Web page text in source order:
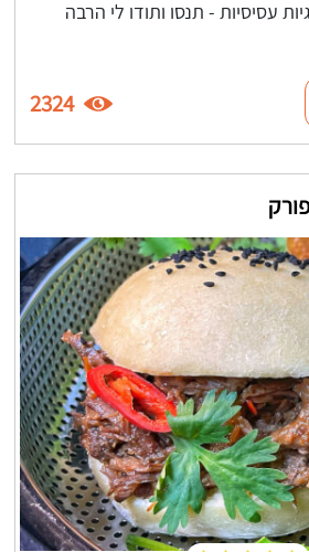
עסיסיות - תנסו ותודו לי הרבה
2324